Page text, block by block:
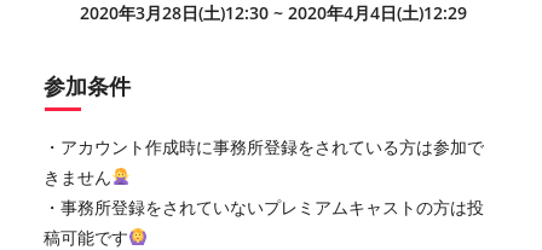
2020年3月28日(土)12:30 ~ 2020年4月4日(土)12:29
参加条件
・アカウント作成時に事務所登録をされている方は参加で
きません
・事務所登録をされていないプレミアムキャストの方は投
稿可能です